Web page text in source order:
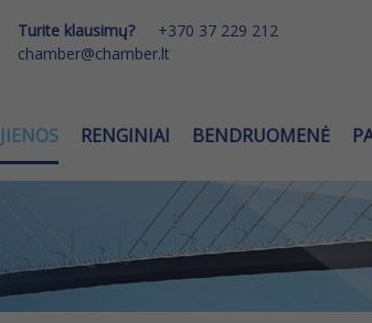
Turite klausimų?
+370 37 229 212
chamber@chamber.lt
RENGINIAI BENDRUOMENĖ